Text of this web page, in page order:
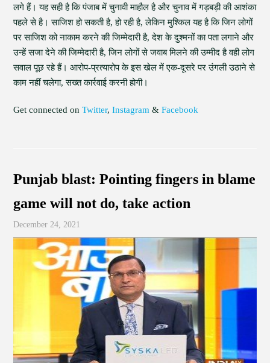
लगे हैं। यह सही है कि पंजाब में चुनावी माहौल है और चुनाव में गड़बड़ी की आशंका
पहले से है। साजिश हो सकती है, हो रही है, लेकिन मुश्किल यह है कि जिन लोगों
पर साजिश को नाकाम करने की जिम्मेदारी है, देश के दुश्मनों का पता लगाने और
उन्हें सजा देने की जिम्मेदारी है, जिन लोगों से जवाब मिलने की उम्मीद है वही लोग
सवाल पूछ रहे हैं। आरोप-प्रत्यारोप के इस खेल में एक-दूसरे पर उंगली उठाने से
काम नहीं चलेगा, सख्त कार्रवाई करनी होगी।
Get connected onTwitter,Instagram &Facebook
Punjab blast: Pointing fingers in blame
game will not do, take action
December 24, 2021